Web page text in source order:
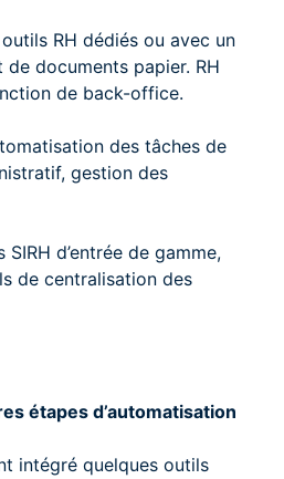
RH dédiés ou avec un
de documents papier. RH
de back-office.
des tâches de
gestion des
SIRH d’entrée de gamme,
de centralisation des
étapes d’automatisation
intégré quelques outils